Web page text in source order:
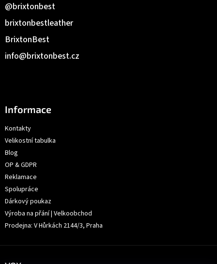
info@brixtonbest.cz
BrixtonBest
brixtonbestleather
@brixtonbest
Informace
Kontakty
Velikostní tabulka
Blog
OP & GDPR
Reklamace
Spolupráce
Dárkový poukaz
Výroba na přání | Velkoobchod
Prodejna: V Hůrkách 2144/3, Praha